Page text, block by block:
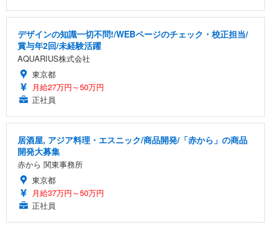
デザインの知識一切不問!/WEBページのチェック・校正担当/
賞与年2回/未経験活躍
AQUARIUS株式会社
東京都
月給27万円～50万円
正社員
居酒屋, アジア料理・エスニック/商品開発/「赤から」の商品
開発大募集
赤から 関東事務所
東京都
月給37万円～50万円
正社員